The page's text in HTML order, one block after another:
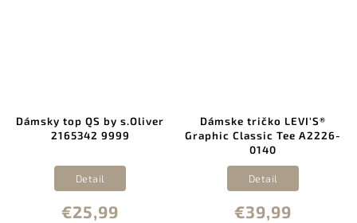
Dámsky top QS by s.Oliver
2165342 9999
€25,99
Detail
Dámske tričko LEVI'S®
Graphic Classic Tee A2226-
0140
€39,99
Detail